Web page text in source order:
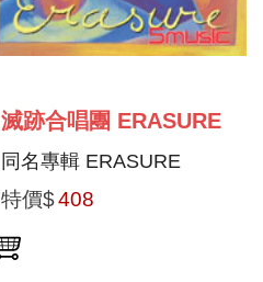
滅跡合唱團 ERASURE
同名專輯 ERASURE
特價$408